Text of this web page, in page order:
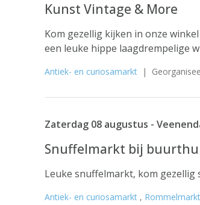
Kunst Vintage & More
Kom gezellig kijken in onze
een leuke hippe laagdrempelige
Antiek- en curiosamarkt |
Zaterdag 08 augustus -
Snuffelmarkt bij
Leuke snuffelmarkt, kom gezellig
Antiek- en curiosamarkt , Rommelmarkt